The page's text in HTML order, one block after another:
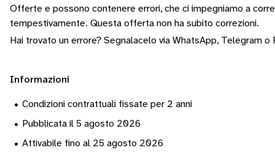
Offerte e possono contenere errori, che ci impegniamo a
tempestivamente. Questa offerta non ha subito correzioni.
Hai trovato un errore? Segnalacelo via WhatsApp, Telegram o
Informazioni
• Condizioni contrattuali fissate per 2 anni
• Pubblicata il 5 agosto 2026
• Attivabile fino al 25 agosto 2026